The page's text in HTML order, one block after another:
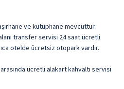
ve kütüphane mevcuttur.
transfer servisi 24 saat ücretli
otelde ücretsiz otopark vardır.
ücretli alakart kahvaltı servisi